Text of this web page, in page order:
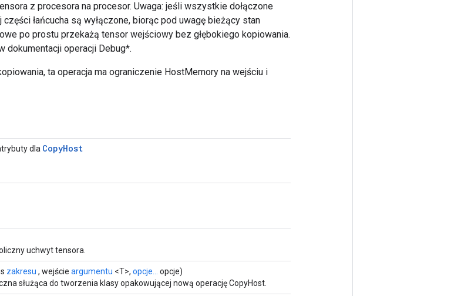
z procesora na procesor. Uwaga: jeśli wszystkie dołączone
łańcucha są wyłączone, biorąc pod uwagę bieżący stan
po prostu przekażą tensor wejściowy bez głębokiego kopiowania.
dokumentacji operacji Debug*.
ta operacja ma ograniczenie HostMemory na wejściu i
dla CopyHost
uchwyt tensora.
zakresu , wejście argumentu <T>, opcje...
opcje)
służąca do tworzenia klasy opakowującej nową operację CopyHost.